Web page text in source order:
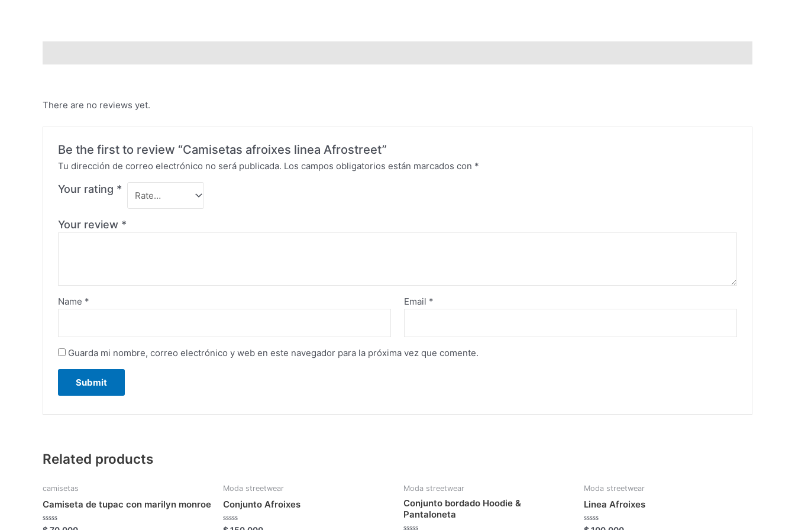
There are no reviews yet.
Be the first to review “Camisetas afroixes linea Afrostreet”
Tu dirección de correo electrónico no será publicada. Los campos obligatorios están marcados con *
Your rating *
Your review *
Name * Email *
Guarda mi nombre, correo electrónico y web en este navegador para la próxima vez que comente.
Related products
camisetas
Camiseta de tupac con marilyn monroe
Moda streetwear
Conjunto Afroixes
Moda streetwear
Conjunto bordado Hoodie &
Pantaloneta
Moda streetwear
Linea Afroixes